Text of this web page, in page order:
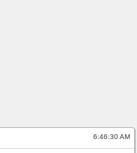
6:46:31 AM